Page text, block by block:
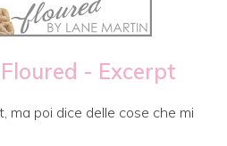
- Excerpt
ma poi dice delle cose che mi